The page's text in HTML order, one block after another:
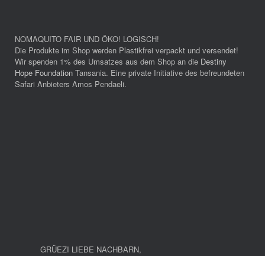
NOMAQUITO FAIR UND ÖKO! LOGISCH!
Die Produkte im Shop werden Plastikfrei verpackt und versendet!
Wir spenden 1% des Umsatzes aus dem Shop an die Destiny
Hope Foundation Tansania. Eine private Initiative des befreundeten
Safari Anbieters Amos Pendaeli.
GRÜEZI LIEBE NACHBARN,